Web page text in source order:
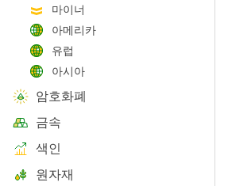
마이너
아메리카
유럽
아시아
암호화폐
금속
색인
원자재